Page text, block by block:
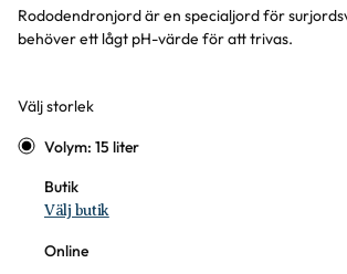
Rododendronjord är en specialjord för
behöver ett lågt pH-värde för att trivas.
Välj storlek
Varianter
Volym: 15 liter
Butik
Välj butik
Online